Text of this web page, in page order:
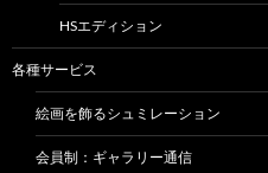
HSエディション
各種サービス
絵画を飾るシュミレーション
会員制：ギャラリー通信